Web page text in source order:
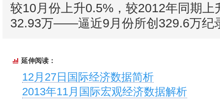
较10月份上升0.5%，较2012年同期上
32.93万——逼近9月份所创329.6万纪
延伸阅读：
12月27日国际经济数据简析
2013年11月国际宏观经济数据解析